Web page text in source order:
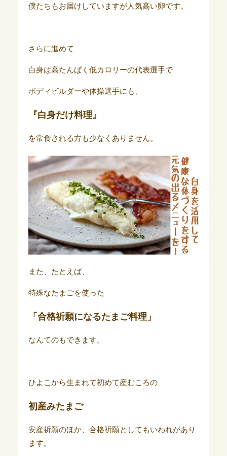
僕たちもお届けしていますが人気高い卵です。
さらに進めて
白身は高たんぱく低カロリーの代表選手で
ボディビルダーや体操選手にも、
『白身だけ料理』
を常食される方も少なくありません。
また、たとえば、
特殊なたまごを使った
「合格祈願になるたまご料理」
なんてのもできます。
ひよこから生まれて初めて産むころの
初産みたまご
安産祈願のほか、合格祈願としてもいわれがあり
ます。